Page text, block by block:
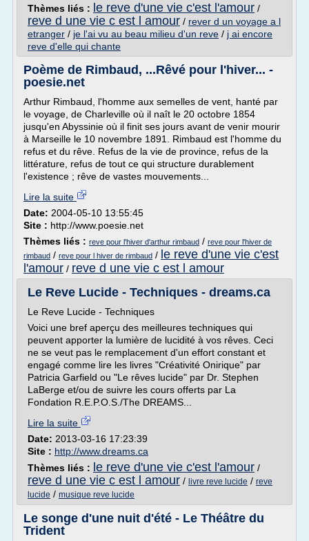
Thèmes liés : le reve d'une vie c'est l'amour /
reve d une vie c est l amour / rever d un voyage a l
etranger / je l'ai vu au beau milieu d'un reve / j ai encore
reve d'elle qui chante
Poème de Rimbaud, ...Rêvé pour l'hiver... -
poesie.net
Arthur Rimbaud, l'homme aux semelles de vent, hanté par
le voyage, de Charleville où il naît le 20 octobre 1854
jusqu'en Abyssinie où il finit ses jours avant de venir mourir
à Marseille le 10 novembre 1891. Rimbaud est l'homme du
refus et du rêve. Refus de la vie de province, refus de la
littérature, refus de tout ce qui structure durablement
l'existence ; rêve de vastes mouvements...
Lire la suite
Date: 2004-05-10 13:55:45
Site : http://www.poesie.net
Thèmes liés : reve pour l'hiver d'arthur rimbaud / reve pour l'hiver de
rimbaud / reve pour l hiver de rimbaud / le reve d'une vie c'est
l'amour / reve d une vie c est l amour
Le Reve Lucide - Techniques - dreams.ca
Le Reve Lucide - Techniques
Voici une bref aperçu des meilleures techniques qui
peuvent apporter la lumière de lucidité à vos rêves. Ceci
ne se veut pas le remplacement d'un effort constant et
engagé comme lire les livres "Créativité Onirique" par
Patricia Garfield ou "Le rêves lucide" par Dr. Stephen
LaBerge et/ou de suivre les cours offerts par La
Fondation R.E.P.O.S./The DREAMS...
Lire la suite
Date: 2013-03-16 17:23:39
Site : http://www.dreams.ca
Thèmes liés : le reve d'une vie c'est l'amour /
reve d une vie c est l amour / livre reve lucide / reve
lucide / musique reve lucide
Le songe d'une nuit d'été - Le Théâtre du
Trident